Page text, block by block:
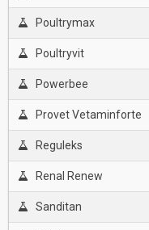
Poultrymax
Poultryvit
Powerbee
Provet Vetaminforte
Reguleks
Renal Renew
Sanditan